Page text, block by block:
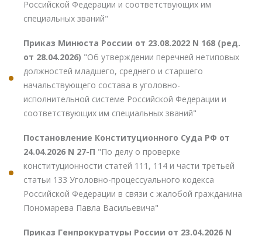
Российской Федерации и соответствующих им
специальных званий"
Приказ Минюста России от 23.08.2022 N 168 (ред.
от 28.04.2026) "Об утверждении перечней нетиповых
должностей младшего, среднего и старшего
начальствующего состава в уголовно-
исполнительной системе Российской Федерации и
соответствующих им специальных званий"
Постановление Конституционного Суда РФ от
24.04.2026 N 27-П "По делу о проверке
конституционности статей 111, 114 и части третьей
статьи 133 Уголовно-процессуального кодекса
Российской Федерации в связи с жалобой гражданина
Пономарева Павла Васильевича"
Приказ Генпрокуратуры России от 23.04.2026 N